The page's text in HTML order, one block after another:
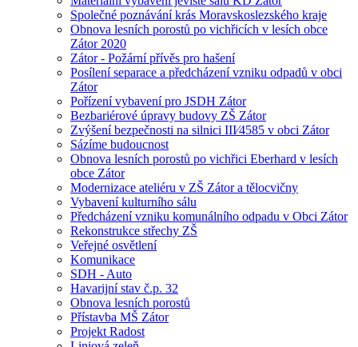
Společné poznávání krás Moravskoslezského kraje
Obnova lesních porostů po vichřicích v lesích obce
Zátor 2020
Zátor - Požární přívěs pro hašení
Posílení separace a předcházení vzniku odpadů v obci
Zátor
Pořízení vybavení pro JSDH Zátor
Bezbariérové úpravy budovy ZŠ Zátor
Zvýšení bezpečnosti na silnici III⁄4585 v obci Zátor
Sázíme budoucnost
Obnova lesních porostů po vichřici Eberhard v lesích
obce Zátor
Modernizace ateliéru v ZŠ Zátor a tělocvičny
Vybavení kulturního sálu
Předcházení vzniku komunálního odpadu v Obci Zátor
Rekonstrukce střechy ZŠ
Veřejné osvětlení
Komunikace
SDH - Auto
Havarijní stav č.p. 32
Obnova lesních porostů
Přístavba MŠ Zátor
Projekt Radost